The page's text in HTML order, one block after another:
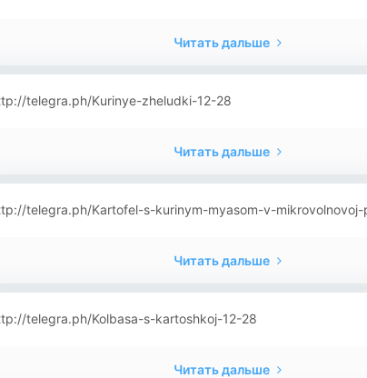
Читать дальше
telegra.ph/Kurinye-zheludki-12-28
Читать дальше
telegra.ph/Kartofel-s-kurinym-myasom-v-mikrovolnovoj-
Читать дальше
telegra.ph/Kolbasa-s-kartoshkoj-12-28
Читать дальше